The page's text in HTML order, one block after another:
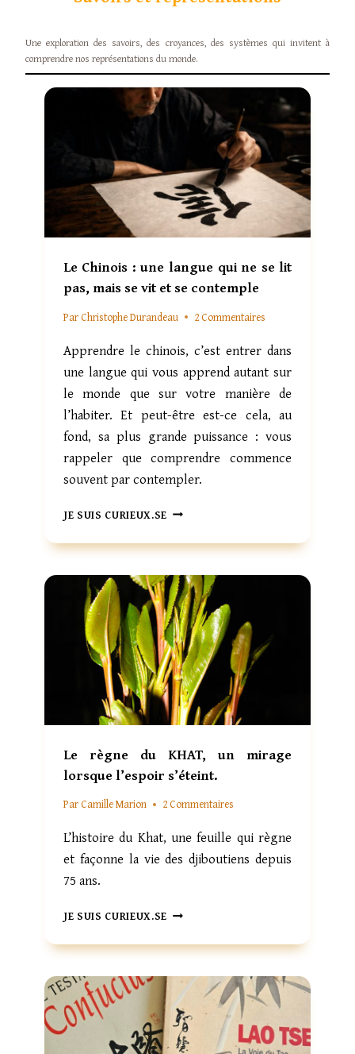
Une exploration des savoirs, des croyances, des systèmes qui invitent à
comprendre nos représentations du monde.
Le Chinois : une langue qui ne se lit
pas, mais se vit et se contemple
Par Christophe Durandeau 2 Commentaires
Apprendre le chinois, c’est entrer dans
une langue qui vous apprend autant sur
le monde que sur votre manière de
l’habiter. Et peut-être est-ce cela, au
fond, sa plus grande puissance : vous
rappeler que comprendre commence
souvent par contempler.
JE SUIS CURIEUX.SE
C
I
N
O
I
S
:
U
N
E
L
N
G
E
U
I
L
T
P
A
S
,
Le règne du KHAT, un mirage
lorsque l’espoir s’éteint.
Par Camille Marion 2 Commentaires
L’histoire du Khat, une feuille qui règne
et façonne la vie des djiboutiens depuis
75 ans.
JE SUIS CURIEUX.SE
R
G
D
U